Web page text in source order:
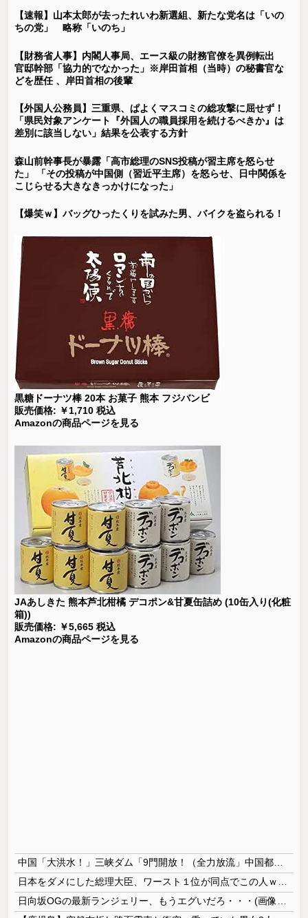
【速報】山本太郎が去ったれいわ新選組、新たな党名は「いの
ちの党」 略称「いのち」
【財務省人事】内閣人事局、エース級の財務官僚を異例転出
官邸幹部「協力的でなかった」※岸田首相（当時）の秘書官な
どを歴任 、岸田首相の後輩
【外国人公務員】三重県、ぱよくマスコミの総攻撃に屈せず！
「県民対象アンケート『外国人の職員採用を続けるべきか』は
差別に該当しない」結果を公表する方針
森山前幹事長が暴露「高市総理のSNS投稿が習主席を怒らせ
た」 「その投稿が中国側（習近平主席）を怒らせ、日中関係を
こじらせる大きなきっかけになった」
【爆笑ｗ】バッグひったくりを試みた男、バイクを盗られる！
黒糖ドーナツ棒 20本 お菓子 熊本 フジバンビ
販売価格: ￥1,710 税込
Amazonの商品ページを見る
JAあしきた 熊本芦北柑橘 デコポン&甘夏缶詰め (10缶入り(化粧
箱))
販売価格: ￥5,665 税込
Amazonの商品ページを見る